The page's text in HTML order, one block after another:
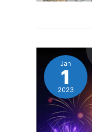
Jan
1
2023